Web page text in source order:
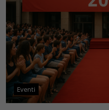
Eventi